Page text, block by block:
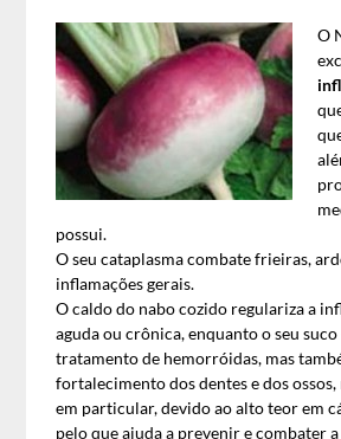
O
possui.
O seu cataplasma combate frieiras,
inflamações gerais.
O caldo do nabo cozido regulariza a
aguda ou crônica, enquanto o seu
tratamento de hemorróidas, mas
fortalecimento dos dentes e dos ossos,
em particular, devido ao alto teor em
pelo que ajuda a prevenir e combater